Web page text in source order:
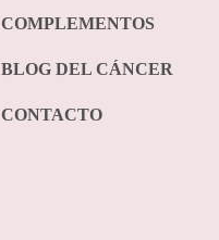
COMPLEMENTOS
BLOG DEL CÁNCER
CONTACTO